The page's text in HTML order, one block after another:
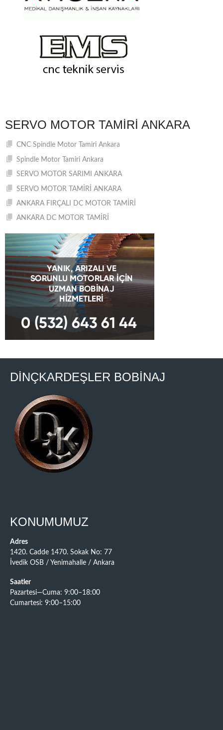
SERVO MOTOR TAMIRI ANKARA
CNC Spindle Motor Tamiri Ankara
Spindle Motor Tamiri Ankara
SERVO MOTOR SARIMI ANKARA
SERVO MOTOR TAMİRİ ANKARA
ANKARA FIRÇALI DC MOTOR TAMİRİ
ANKARA DC MOTOR TAMİRİ
DİNÇKARDEŞLER BOBİNAJ
KONUMUMUZ
Adres
1420. Cadde 1470. Sokak No: 77
İvedik OSB / Yenimahalle / Ankara
Saatler
Pazartesi—Cuma: 9:00–18:00
Cumartesi: 9:00–15:00